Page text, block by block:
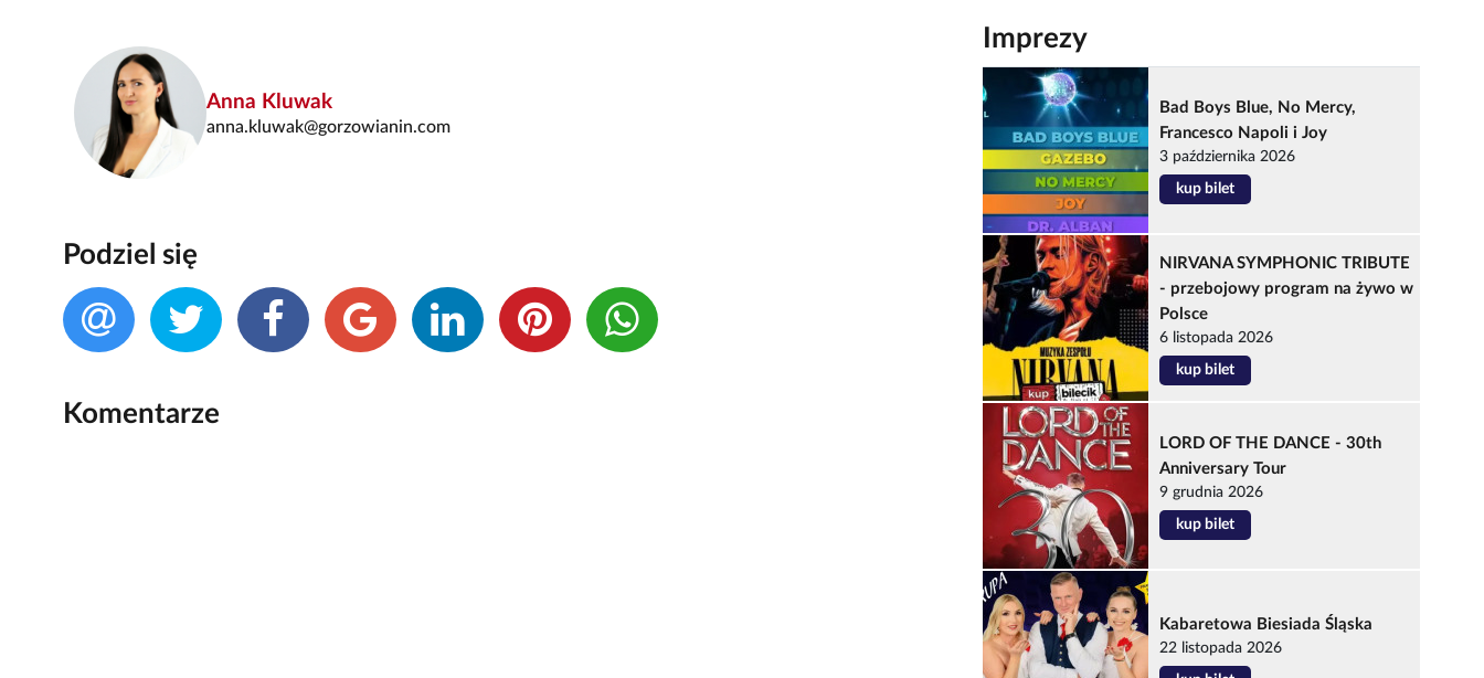
Anna Kluwak
anna.kluwak@gorzowianin.com
Podziel się
Komentarze
Imprezy
Bad Boys Blue, No Mercy,
Francesco Napoli i Joy
3 października 2026
kup bilet
NIRVANA SYMPHONIC TRIBUTE
- przebojowy program na żywo w
Polsce
6 listopada 2026
kup bilet
LORD OF THE DANCE - 30th
Anniversary Tour
9 grudnia 2026
kup bilet
Kabaretowa Biesiada Śląska
22 listopada 2026